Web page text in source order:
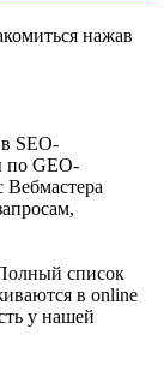
нажав
SEO-
по GEO-
список
в online
у нашей